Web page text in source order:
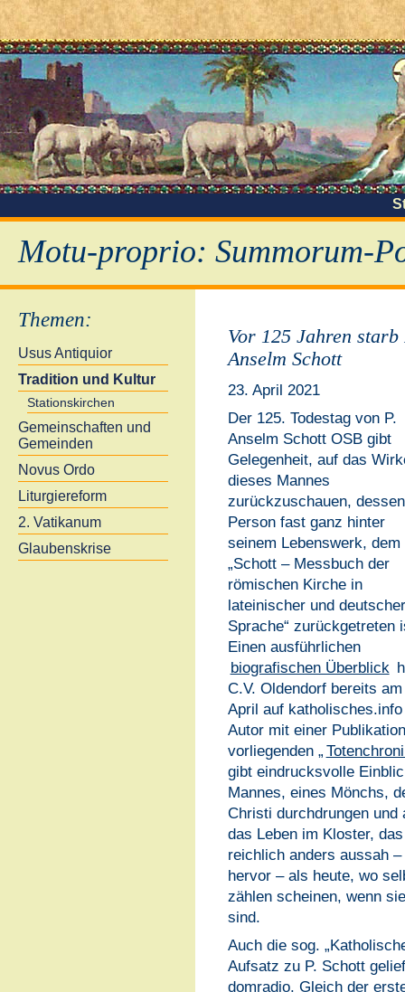
Motu-proprio: Summorum-
Themen:
Usus Antiquior
Tradition und Kultur
Stationskirchen
Gemeinschaften und
Gemeinden
Novus Ordo
Liturgiereform
2. Vatikanum
Glaubenskrise
Vor 125 Jahren starb
Anselm Schott
23. April 2021
Der 125. Todestag von P.
Anselm Schott OSB gibt
Gelegenheit, auf das
dieses Mannes
zurückzuschauen, dessen
Person fast ganz hinter
seinem Lebenswerk, dem
„Schott – Messbuch der
römischen Kirche in
lateinischer und deutscher
Sprache“ zurückgetreten
Einen ausführlichen
biografischen Überblick
C.V. Oldendorf bereits
April auf
Autor mit einer
vorliegenden „
gibt eindrucksvolle
Mannes, eines Mönchs,
Christi durchdrungen und
das Leben im Kloster,
reichlich anders aussah
hervor – als heute, wo
zählen scheinen, wenn
sind.
Auch die sog.
Aufsatz zu P. Schott
domradio. Gleich der